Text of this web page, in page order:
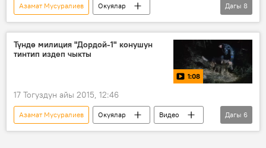
Азамат Мусуралиев
Окуялар
Кыргызстан
Жаңылыктар
№50 түрмөдөн качкан кылмышкерлер
Сокулук
кылмыш
Дагы 8
Түндө милиция "Дордой-1" конушун
тинтип издеп чыкты
1:08
17 Тогуздун айы 2015, 12:46
Азамат Мусуралиев Окуялар
Видео
Жаңылыктар
Дагы 6